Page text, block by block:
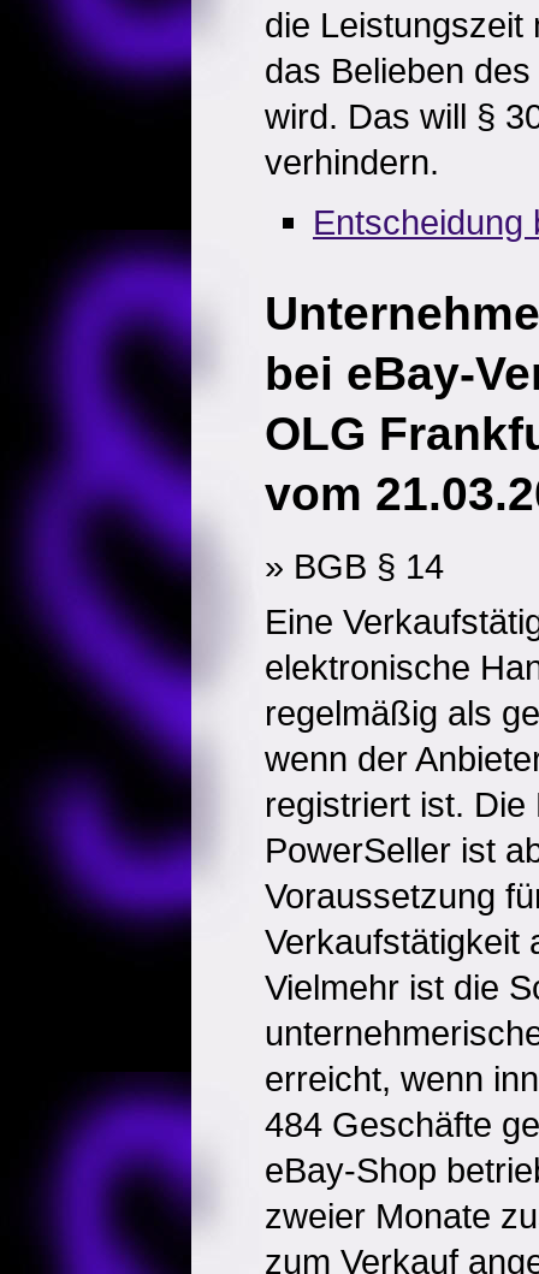
die Leistungszeit
das Belieben
wird. Das will §
verhindern.
Entscheidung
bei eBay-
OLG
vom
» BGB § 14
Eine
elektronische
regelmäßig als
wenn der
registriert ist.
PowerSeller ist
Voraussetzung
Verkaufstätigkeit
Vielmehr ist die
erreicht, wenn
484 Geschäfte
eBay-Shop
zweier Monate
zum Verkauf